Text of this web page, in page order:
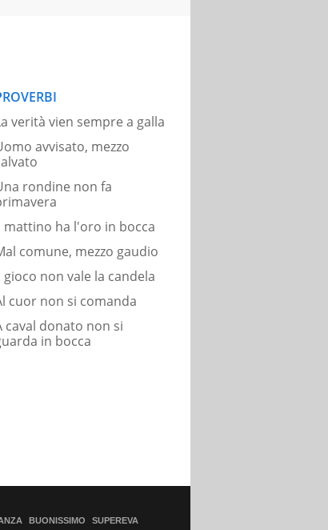
verità vien sempre a galla
avvisato, mezzo
rondine non fa
mattino ha l'oro in bocca
comune, mezzo gaudio
gioco non vale la candela
cuor non si comanda
caval donato non si
in bocca
BUONISSIMO SUPEREVA